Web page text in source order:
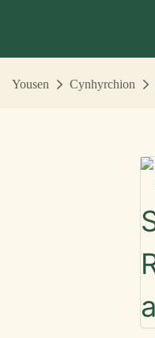
Yousen Cynhyrchion